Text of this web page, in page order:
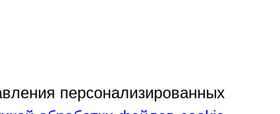
персонализированных